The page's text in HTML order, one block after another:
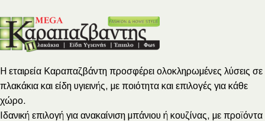
Η εταιρεία Καραπαζβάντη προσφέρει ολοκληρωμένες λύσεις σε
πλακάκια και είδη υγιεινής, με ποιότητα και επιλογές για κάθε
χώρο.
Ιδανική επιλογή για ανακαίνιση μπάνιου ή κουζίνας, με προϊόντα